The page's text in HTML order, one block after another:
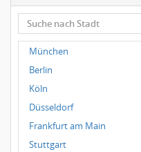
München
Berlin
Köln
Düsseldorf
Frankfurt am Main
Stuttgart